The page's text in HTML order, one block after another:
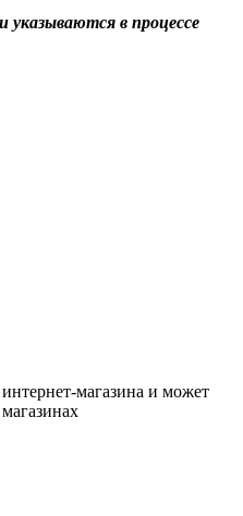
в процессе
магазина и может